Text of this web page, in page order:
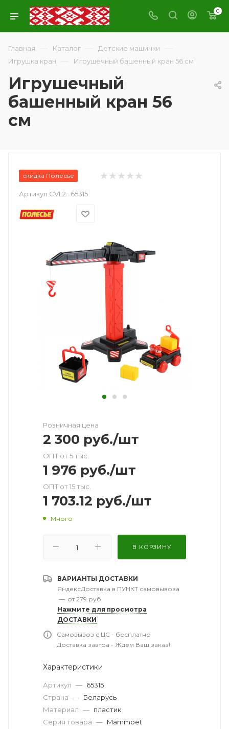
0
Главная — Каталог — Детские машинки —
Игрушка кран — Игрушечный башенный кран 56 см
Игрушечный
башенный кран 56
см
скидка Полесье
Артикул CVL2:: 65315
Розничная цена
2 300 руб./шт
ОПТ от 5 тыс.
1 976 руб./шт
ОПТ от 15 тыс.
1 703.12 руб./шт
Много
В КОРЗИНУ
ВАРИАНТЫ ДОСТАВКИ
ЯндексДоставка в ПУНКТ самовывоза
— от 279 руб.
Нажмите для просмотра
ДОСТАВКИ
Самовывоз с ЦС - бесплатно
Доставка завтра - Ждем Ваш заказ!
Характеристики
Артикул — 65315
Страна — Беларусь
Материал — пластик
Серия товара — Mammoet